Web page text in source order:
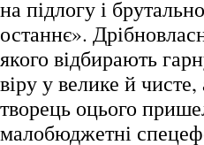
на підлогу і
останнє».
якого відбирають
віру у велике й
творець оцього
малобюджетні